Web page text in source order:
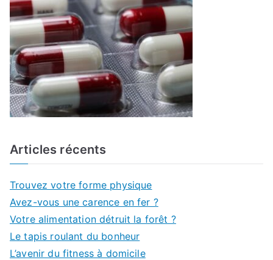
Articles récents
Trouvez votre forme physique
Avez-vous une carence en fer ?
Votre alimentation détruit la forêt ?
Le tapis roulant du bonheur
L’avenir du fitness à domicile